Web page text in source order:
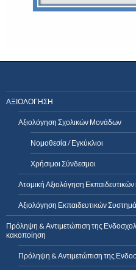
ΑΞΙΟΛΟΓΗΣΗ
Αξιολόγηση Σχολικών Μονάδων
Νομοθεσία / Εγκύκλιοι
Χρήσιμοι Σύνδεσμοι
Ατομική Αξιολόγηση
Αξιολόγηση Εκπαιδευτικών
Πρόληψη & Αντιμετώπιση της
κακοποίηση
Πρόληψη & Αντιμετώπιση της